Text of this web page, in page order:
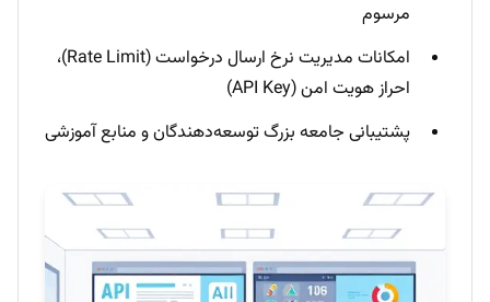
مرسوم
امکانات مدیریت نرخ ارسال درخواست (Rate Limit)،
احراز هویت امن (API Key)
پشتیبانی جامعه بزرگ توسعه‌دهندگان و منابع آموزشی